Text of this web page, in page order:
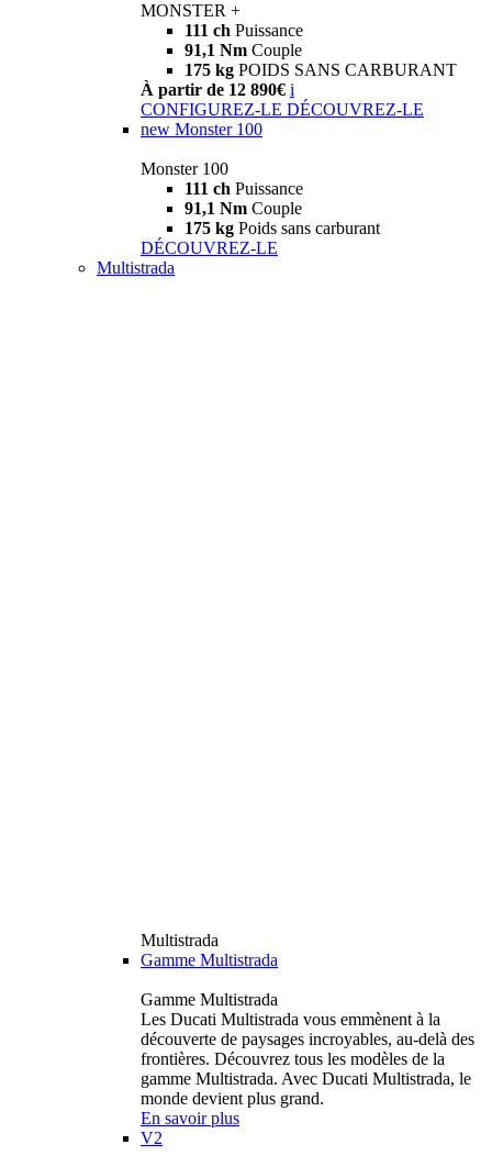
MONSTER +
111 ch Puissance
91,1 Nm Couple
175 kg POIDS SANS CARBURANT
À partir de 12 890€ i
CONFIGUREZ-LE DÉCOUVREZ-LE
new Monster 100
Monster 100
111 ch Puissance
91,1 Nm Couple
175 kg Poids sans carburant
DÉCOUVREZ-LE
Multistrada
Multistrada
Gamme Multistrada
Gamme Multistrada
Les Ducati Multistrada vous emmènent à la
découverte de paysages incroyables, au-delà des
frontières. Découvrez tous les modèles de la
gamme Multistrada. Avec Ducati Multistrada, le
monde devient plus grand.
En savoir plus
V2